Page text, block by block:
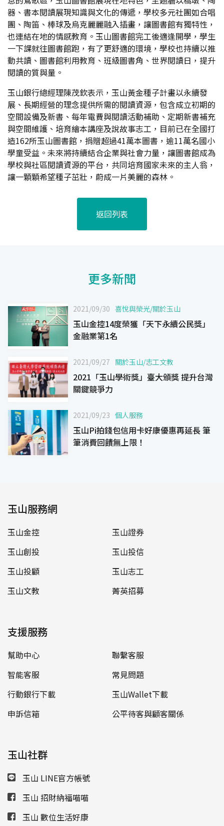
器、書本閱讀展現知識與文化的傳遞，學校多元社團如合唱
團、陶笛、棒球及烏克麗麗融入插畫，讓圖書館有獨特性，
也連結在地的情感教育。玉山圖書館完工後適逢開學，學生
一下課就往圖書館跑，有了更舒適的環境，學校也持續以推
動共讀、圖書館利用教育、班級圖書角、世界閱讀日，提升
閱讀的質與量。
玉山銀行總經理陳茂欽表示，玉山黃金種子計畫以永續發
展、長期經營的理念提供所需的閱讀資源，包含成立初期的
空間設備及新書、每年電費與閱讀活動補助、定期新書補充
與空間維護、培育繪本講座及說故事志工，目前已在全國打
造162所玉山圖書館，捐贈超過41萬本圖書，逾11萬名國小
學童受益。未來將持續結合企業與社會力量，讓圖書館成為
學校與社區閱讀資源的平台，共同培育國家未來的主人翁，
讓一顆顆希望種子茁壯，蔚成一片美麗的森林。
返回列表
更多新聞
2021/09/30 喜悅與榮光/關於玉山
玉山金控14度榮獲「天下永續公民獎」
金融業第1名
2021/09/27 關於玉山/志工文教
2021「玉山學術獎」臺大頒獎 提升台灣
關鍵競爭力
2021/09/23 個人服務
玉山Pi拍錢包信用卡好康優惠再延長 筆
筆消費回饋無上限！
玉山服務網
玉山金控
玉山證券
玉山創投
玉山投信
玉山投顧
玉山志工
玉山文教
菁英招募
支援服務
幫助中心
聯繫客服
智能客服
常見問題
行動銀行下載
玉山Wallet下載
申訴信箱
公平待客與顧客關係
玉山社群
玉山 LINE官方帳號
玉山 招財納福喵喵
玉山 數位生活好康